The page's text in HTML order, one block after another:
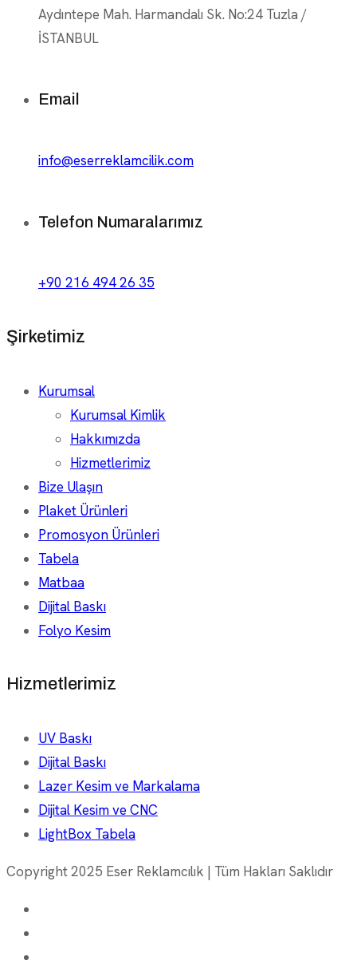
Aydıntepe Mah. Harmandalı Sk. No:24 Tuzla /
İSTANBUL
Email
info@eserreklamcilik.com
Telefon Numaralarımız
+90 216 494 26 35
Şirketimiz
Kurumsal
Kurumsal Kimlik
Hakkımızda
Hizmetlerimiz
Bize Ulaşın
Plaket Ürünleri
Promosyon Ürünleri
Tabela
Matbaa
Dijital Baskı
Folyo Kesim
Hizmetlerimiz
UV Baskı
Dijital Baskı
Lazer Kesim ve Markalama
Dijital Kesim ve CNC
LightBox Tabela
Copyright 2025 Eser Reklamcılık | Tüm Hakları Saklıdır